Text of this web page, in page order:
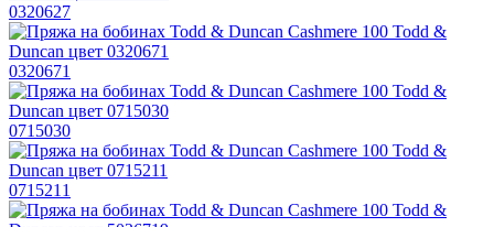
0320627
0320671
0715030
0715211